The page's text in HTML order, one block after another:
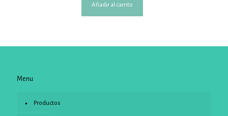
Añadir al carrito
Menu
Productos